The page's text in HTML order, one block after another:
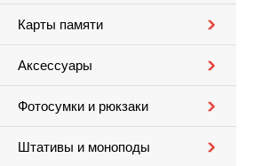
Карты памяти
Аксессуары
Фотосумки и рюкзаки
Штативы и моноподы